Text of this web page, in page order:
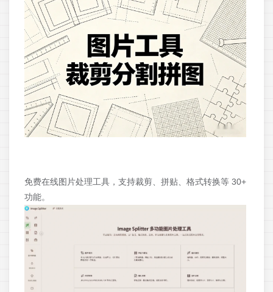
免费在线图片处理工具，支持裁剪、拼贴、格式转换等 30+
功能。